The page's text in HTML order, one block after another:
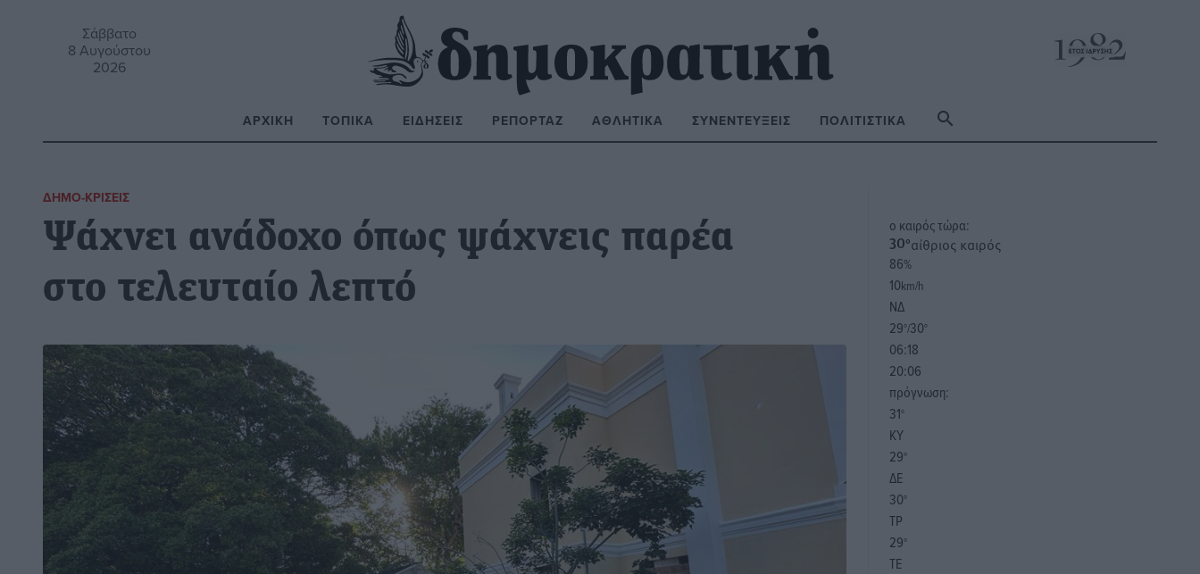
Σάββατο
8 Αυγούστου
2026
ΑΡΧΙΚΉ ΤΟΠΙΚΆ ΕΙΔΉΣΕΙΣ ΡΕΠΟΡΤΆΖ ΑΘΛΗΤΙΚΆ ΣΥΝΕΝΤΕΎΞΕΙΣ ΠΟΛΙΤΙΣΤΙΚΆ
ΔΗΜΟ-ΚΡΊΣΕΙΣ
Ψάχνει ανάδοχο όπως ψάχνεις παρέα
στο τελευταίο λεπτό
o καιρός τώρα:
30°αίθριος καιρός
86%
10km/h
ΝΔ
29°/30°
06:18
20:06
πρόγνωση:
31°
ΚΥ
29°
ΔΕ
30°
ΤΡ
29°
ΤΕ